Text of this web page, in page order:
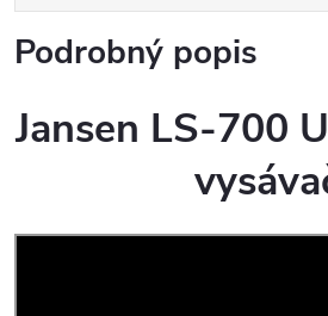
Podrobný popis
Jansen LS-700